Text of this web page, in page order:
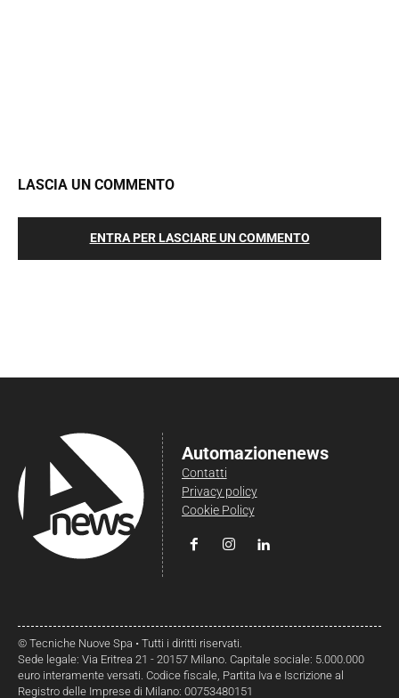
LASCIA UN COMMENTO
ENTRA PER LASCIARE UN COMMENTO
Automazionenews
Contatti
Privacy policy
Cookie Policy
© Tecniche Nuove Spa • Tutti i diritti riservati.
Sede legale: Via Eritrea 21 - 20157 Milano. Capitale sociale: 5.000.000
euro interamente versati. Codice fiscale, Partita Iva e Iscrizione al
Registro delle Imprese di Milano: 00753480151